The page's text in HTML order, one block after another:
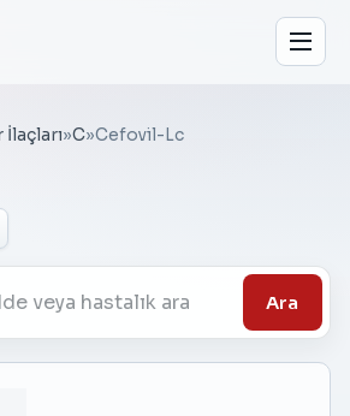
»C»Cefovil-Lc
Ara